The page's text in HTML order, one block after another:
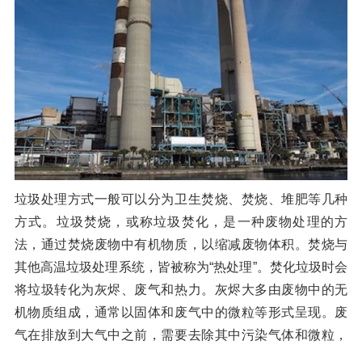
磁选机 涡电流分选机
轮胎抽丝机
垃圾处理方式一般可以分为卫生焚烧、焚烧、堆肥等几种
方式。垃圾焚烧，或称垃圾焚化，是一种废物处理的方
法，通过焚烧废物中有机物质，以缩减废物体积。焚烧与
其他高温垃圾处理系统，皆被称为“热处理”。焚化垃圾时会
将垃圾转化为灰烬、废气和热力。灰烬大多由废物中的无
机物质组成，通常以固体和废气中的微粒等形式呈现。废
气在排放到大气中之前，需要去除其中污染气体和微粒，